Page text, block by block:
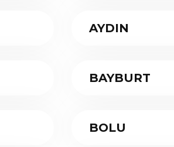
AYDIN
BAYBURT
BOLU